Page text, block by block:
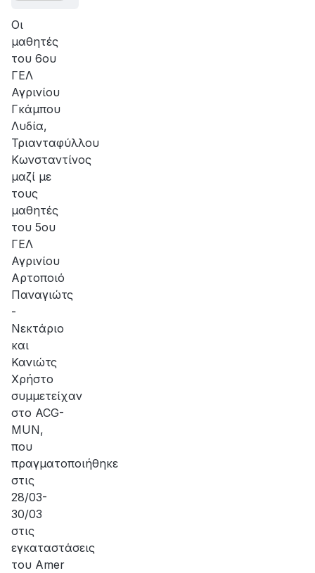
Οι
μαθητές
του 6ου
ΓΕΛ
Αγρινίου
Γκάμπου
Λυδία,
Τριανταφύλλου
Κωνσταντίνος
μαζί με
τους
μαθητές
του 5ου
ΓΕΛ
Αγρινίου
Αρτοποιό
Παναγιώτς
-
Νεκτάριο
και
Κανιώτς
Χρήστο
συμμετείχαν
στο ACG-
MUN,
που
πραγματοποιήθηκε
στις
28/03-
30/03
στις
εγκαταστάσεις
του Amer